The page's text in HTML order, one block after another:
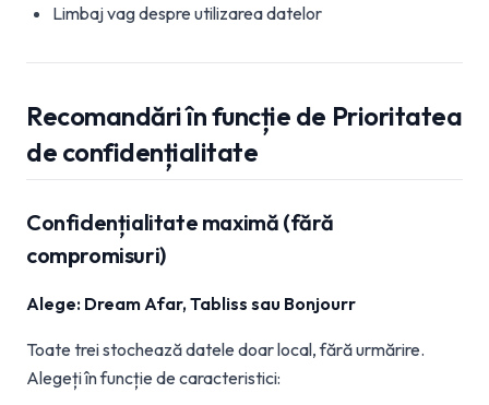
Limbaj vag despre utilizarea datelor
Recomandări în funcție de Prioritatea
de confidențialitate
Confidențialitate maximă (fără
compromisuri)
Alege: Dream Afar, Tabliss sau Bonjourr
Toate trei stochează datele doar local, fără urmărire.
Alegeți în funcție de caracteristici: